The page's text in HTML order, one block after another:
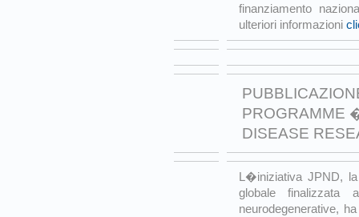
finanziamento
ulteriori informazioni
PROGRAMME
DISEASE
L�iniziativa JPND,
globale finalizzata
neurodegenerative,